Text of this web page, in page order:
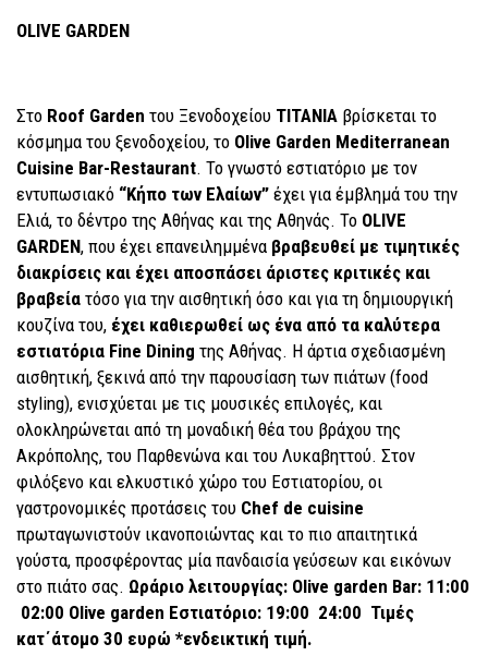
OLIVE GARDEN
Στο Roof Garden του Ξενοδοχείου ΤΙΤΑΝΙΑ βρίσκεται το
κόσμημα του ξενοδοχείου, το Olive Garden Mediterranean
Cuisine Bar-Restaurant. Το γνωστό εστιατόριο με τον
εντυπωσιακό “Kήπο των Eλαίων” έχει για έμβλημά του την
Ελιά, το δέντρο της Αθήνας και της Αθηνάς. Το OLIVE
GARDEN, που έχει επανειλημμένα βραβευθεί με τιμητικές
διακρίσεις και έχει αποσπάσει άριστες κριτικές και
βραβεία τόσο για την αισθητική όσο και για τη δημιουργική
κουζίνα του, έχει καθιερωθεί ως ένα από τα καλύτερα
εστιατόρια Fine Dining της Αθήνας. Η άρτια σχεδιασμένη
αισθητική, ξεκινά από την παρουσίαση των πιάτων (food
styling), ενισχύεται με τις μουσικές επιλογές, και
ολοκληρώνεται από τη μοναδική θέα του βράχου της
Ακρόπολης, του Παρθενώνα και του Λυκαβηττού. Στον
φιλόξενο και ελκυστικό χώρο του Εστιατορίου, οι
γαστρονομικές προτάσεις του Chef de cuisine
πρωταγωνιστούν ικανοποιώντας και το πιο απαιτητικά
γούστα, προσφέροντας μία πανδαισία γεύσεων και εικόνων
στο πιάτο σας. Ωράριο λειτουργίας: Olive garden Bar: 11:00
 02:00 Olive garden Εστιατόριο: 19:00  24:00 Τιμές
κατ΄άτομο 30 ευρώ *ενδεικτική τιμή.